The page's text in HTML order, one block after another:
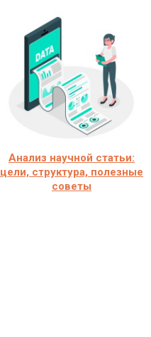
Анализ научной статьи:
цели, структура, полезные
советы